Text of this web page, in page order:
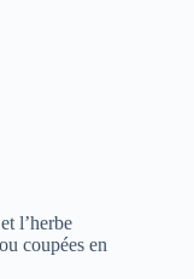
l’herbe
coupées en